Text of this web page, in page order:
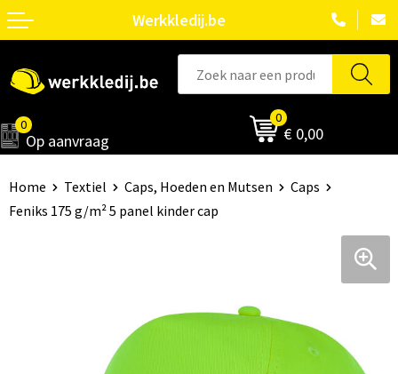
Werkkledij.be
0
Op aanvraag
0
€ 0,00
Home Textiel Caps, Hoeden en Mutsen
Caps
Feniks 175 g/m² 5 panel kinder cap